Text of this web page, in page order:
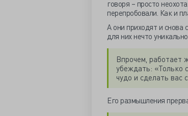
говоря – просто
перепробовали. Как и
А они приходят и снова
для них нечто
Впрочем, работает
убеждать: «Только
чудо и сделать
Его размышления